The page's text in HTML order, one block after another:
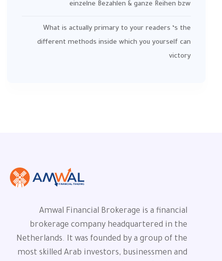
einzelne Bezahlen & ganze Reihen bzw
What is actually primary to your readers ‘s the
different methods inside which you yourself can
victory
Amwal Financial Brokerage is a financial
brokerage company headquartered in the
Netherlands. It was founded by a group of the
most skilled Arab investors, businessmen and